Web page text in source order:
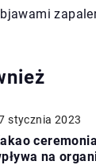
stycznia 2023
na